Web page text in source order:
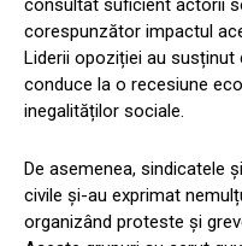
consultat suficient actorii
corespunzător impactul
Liderii opoziției au
conduce la o recesiune
inegalităților sociale.
De asemenea, sindicatele
civile și-au exprimat
organizând proteste și